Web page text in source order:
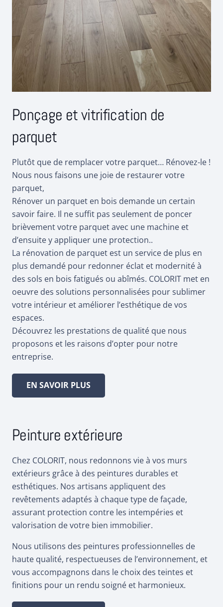
Ponçage et vitrification de
parquet
Plutôt que de remplacer votre parquet… Rénovez-le !
Nous nous faisons une joie de restaurer votre
parquet,
Rénover un parquet en bois demande un certain
savoir faire. Il ne suffit pas seulement de poncer
brièvement votre parquet avec une machine et
d’ensuite y appliquer une protection..
La rénovation de parquet est un service de plus en
plus demandé pour redonner éclat et modernité à
des sols en bois fatigués ou abîmés. COLORIT met en
oeuvre des solutions personnalisées pour sublimer
votre intérieur et améliorer l’esthétique de vos
espaces.
Découvrez les prestations de qualité que nous
proposons et les raisons d’opter pour notre
entreprise.
EN SAVOIR PLUS
Peinture extérieure
Chez COLORIT, nous redonnons vie à vos murs
extérieurs grâce à des peintures durables et
esthétiques. Nos artisans appliquent des
revêtements adaptés à chaque type de façade,
assurant protection contre les intempéries et
valorisation de votre bien immobilier.
Nous utilisons des peintures professionnelles de
haute qualité, respectueuses de l’environnement, et
vous accompagnons dans le choix des teintes et
finitions pour un rendu soigné et harmonieux.